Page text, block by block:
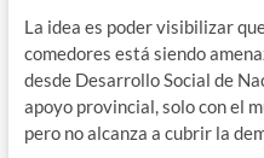
La idea es poder visibilizar
comedores está siendo
desde Desarrollo Social de
apoyo provincial, solo con el
pero no alcanza a cubrir la